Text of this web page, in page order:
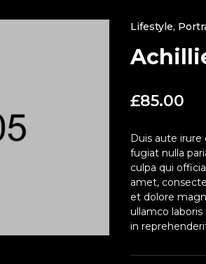
Lifestyle,
£85.00
Duis aute
fugiat nulla
culpa qui
amet,
et dolore
ullamco
in